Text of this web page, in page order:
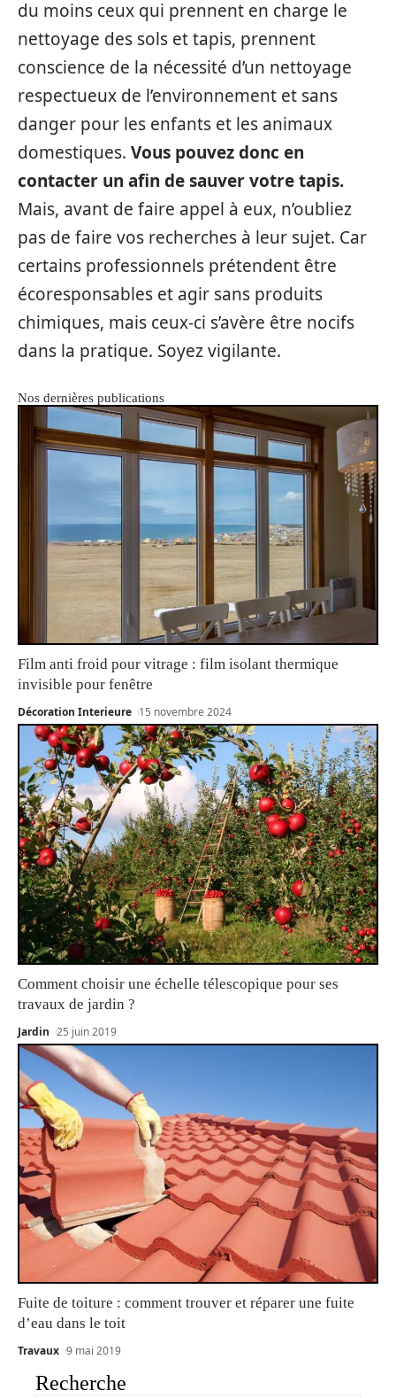
du moins ceux qui prennent en charge le
nettoyage des sols et tapis, prennent
conscience de la nécessité d’un nettoyage
respectueux de l’environnement et sans
danger pour les enfants et les animaux
domestiques. Vous pouvez donc en
contacter un afin de sauver votre tapis.
Mais, avant de faire appel à eux, n’oubliez
pas de faire vos recherches à leur sujet. Car
certains professionnels prétendent être
écoresponsables et agir sans produits
chimiques, mais ceux-ci s’avère être nocifs
dans la pratique. Soyez vigilante.
Nos dernières publications
Film anti froid pour vitrage : film isolant thermique
invisible pour fenêtre
Décoration Interieure 15 novembre 2024
Comment choisir une échelle télescopique pour ses
travaux de jardin ?
Jardin 25 juin 2019
Fuite de toiture : comment trouver et réparer une fuite
d’eau dans le toit
Travaux 9 mai 2019
Recherche